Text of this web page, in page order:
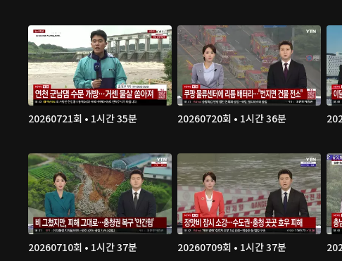
20260721회 • 1시간 35분 20260720회 • 1시간 36분
20260710회 • 1시간 37분 20260709회 • 1시간 37분